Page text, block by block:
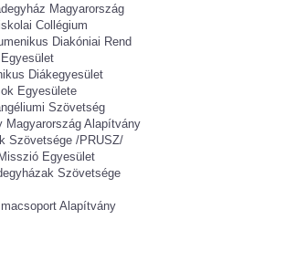
Magyarország
Collégium
Diakóniai Rend
Diákegyesület
Egyesülete
Szövetség
Magyarország Alapítvány
Szövetsége /PRUSZ/
Egyesület
Szövetsége
Alapítvány